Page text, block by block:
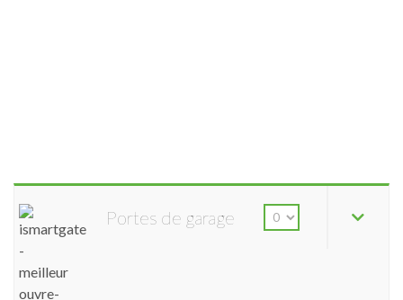
Portes de garage